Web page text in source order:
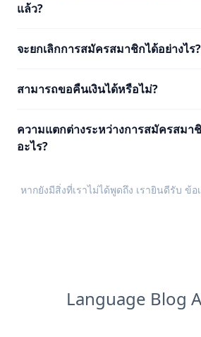
แล้ว?
จะยกเลิกการสมัครสมาชิกได้อย่างไร?
สามารถขอคืนเงินได้หรือไม่?
ความแตกต่างระหว่างการสมัครสมา
อะไร?
หากยังมีสิ่งที่เราไม่ได้พูดถึง เรายินดีรับ ข้อ
Language Blog